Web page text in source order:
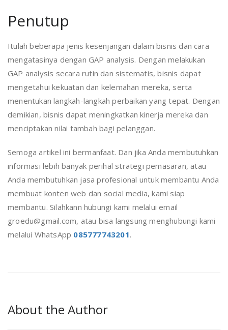
Penutup
Itulah beberapa jenis kesenjangan dalam bisnis dan cara
mengatasinya dengan GAP analysis. Dengan melakukan
GAP analysis secara rutin dan sistematis, bisnis dapat
mengetahui kekuatan dan kelemahan mereka, serta
menentukan langkah-langkah perbaikan yang tepat. Dengan
demikian, bisnis dapat meningkatkan kinerja mereka dan
menciptakan nilai tambah bagi pelanggan.
Semoga artikel ini bermanfaat. Dan jika Anda membutuhkan
informasi lebih banyak perihal strategi pemasaran, atau
Anda membutuhkan jasa profesional untuk membantu Anda
membuat konten web dan social media, kami siap
membantu. Silahkann hubungi kami melalui email
groedu@gmail.com, atau bisa langsung menghubungi kami
melalui WhatsApp 085777743201.
About the Author